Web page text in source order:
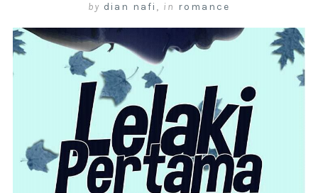
by dian nafi , in romance